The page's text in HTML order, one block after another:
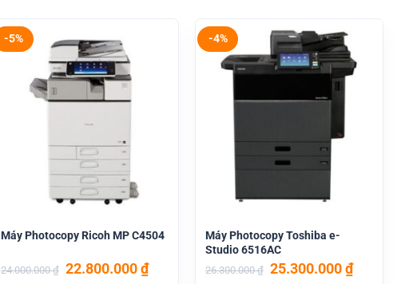
-5%
Máy Photocopy Ricoh MP C4504
24.000.000₫ Giá
22.800.000₫Giá
-4%
Máy Photocopy Toshiba e-
Studio 6516AC
26.300.000₫ Giá
25.300.000₫Giá